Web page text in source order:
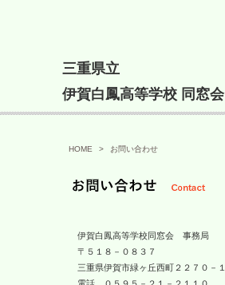
三重県立
伊賀白鳳高等学校 同窓会
HOME > お問い合わせ
伊賀白鳳高等学校同窓会 事務局
〒５１８－０８３７
三重県伊賀市緑ヶ丘西町２２７０－１